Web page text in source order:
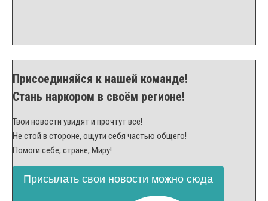
Присоединяйся к нашей команде!
Стань наркором в своём регионе!
Твои новости увидят и прочтут все!
Не стой в стороне, ощути себя частью общего!
Помоги себе, стране, Миру!
Присылать свои новости можно сюда